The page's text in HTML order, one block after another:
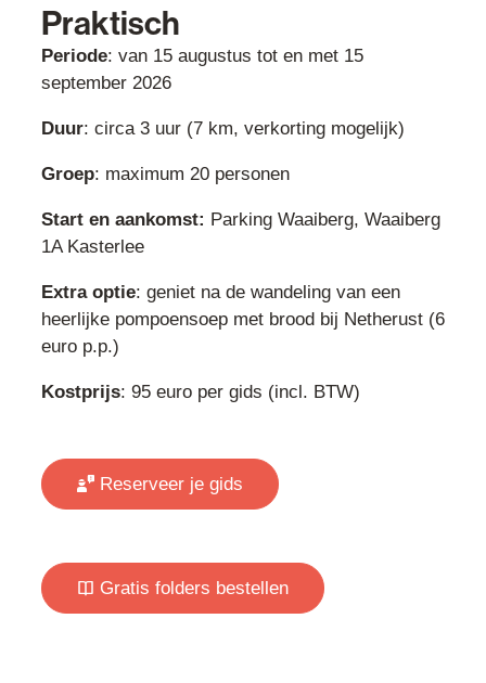
Praktisch
Periode: van 15 augustus tot en met 15
september 2026
Duur: circa 3 uur (7 km, verkorting mogelijk)
Groep: maximum 20 personen
Start en aankomst: Parking Waaiberg, Waaiberg
1A Kasterlee
Extra optie: geniet na de wandeling van een
heerlijke pompoensoep met brood bij Netherust (6
euro p.p.)
Kostprijs: 95 euro per gids (incl. BTW)
Reserveer je gids
Gratis folders bestellen